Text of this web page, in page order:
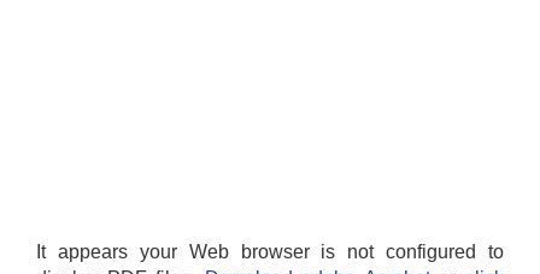
It appears your Web browser is not configured to